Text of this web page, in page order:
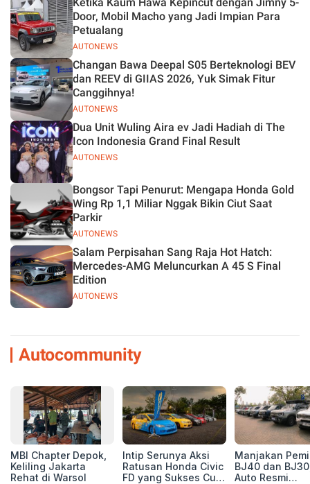
Jelas
AUTONEWS
Door, Mobil Macho yang Jadi Impian Para
Petualang
AUTONEWS
Changan Bawa Deepal S05 Berteknologi BEV
dan REEV di GIIAS 2026, Yuk Simak Fitur
Canggihnya!
AUTONEWS
Dua Unit Wuling Aira ev Jadi Hadiah di The
Icon Indonesia Grand Final Result
AUTONEWS
Bongsor Tapi Penurut: Mengapa Honda Gold
Wing Rp 1,1 Miliar Nggak Bikin Ciut Saat
Parkir
AUTONEWS
Salam Perpisahan Sang Raja Hot Hatch:
Mercedes-AMG Meluncurkan A 45 S Final
Edition
Autocommunity
MBI Chapter Depok,
Keliling Jakarta
Rehat di Warsol
Intip Serunya Aksi
Ratusan Honda Civic
FD yang Sukses Curi
Manjakan
BJ40 dan
Auto Resmi